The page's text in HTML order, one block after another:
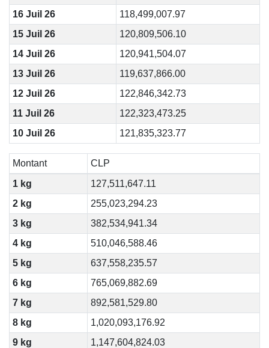
16 Juil 26
118,499,007.97
15 Juil 26
120,809,506.10
14 Juil 26
120,941,504.07
13 Juil 26
119,637,866.00
12 Juil 26
122,846,342.73
11 Juil 26
122,323,473.25
10 Juil 26
121,835,323.77
Montant
CLP
1 kg
127,511,647.11
2 kg
255,023,294.23
3 kg
382,534,941.34
4 kg
510,046,588.46
5 kg
637,558,235.57
6 kg
765,069,882.69
7 kg
892,581,529.80
8 kg
1,020,093,176.92
9 kg
1,147,604,824.03